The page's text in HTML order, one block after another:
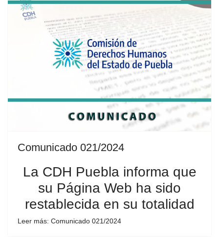
Comunicado 021/2024
La CDH Puebla informa que
su Página Web ha sido
restablecida en su totalidad
Leer más: Comunicado 021/2024